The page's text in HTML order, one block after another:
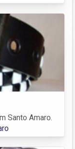
Santo Amaro.